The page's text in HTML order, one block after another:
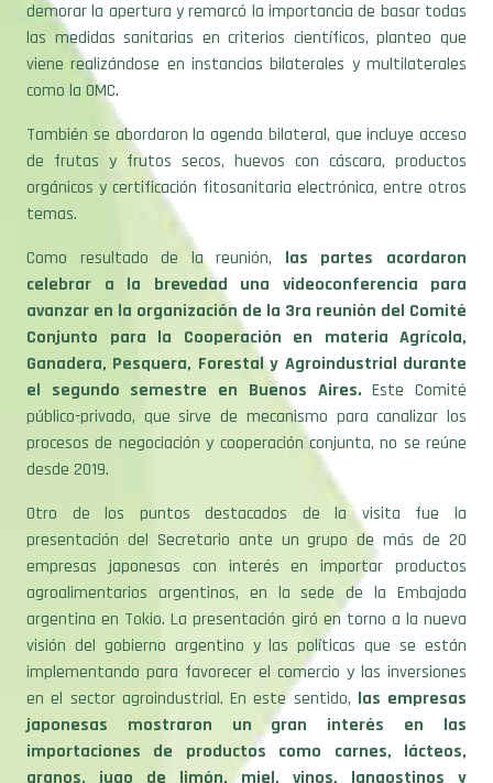
demorar la apertura y remarcó la importancia de basar todas
las medidas sanitarias en criterios científicos, planteo que
viene realizándose en instancias bilaterales y multilaterales
como la OMC.
También se abordaron la agenda bilateral, que incluye acceso
de frutas y frutos secos, huevos con cáscara, productos
orgánicos y certificación fitosanitaria electrónica, entre otros
temas.
Como resultado de la reunión, las partes acordaron
celebrar a la brevedad una videoconferencia para
avanzar en la organización de la 3ra reunión del Comité
Conjunto para la Cooperación en materia Agrícola,
Ganadera, Pesquera, Forestal y Agroindustrial durante
el segundo semestre en Buenos Aires. Este Comité
público-privado, que sirve de mecanismo para canalizar los
procesos de negociación y cooperación conjunta, no se reúne
desde 2019.
Otro de los puntos destacados de la visita fue la
presentación del Secretario ante un grupo de más de 20
empresas japonesas con interés en importar productos
agroalimentarios argentinos, en la sede de la Embajada
argentina en Tokio. La presentación giró en torno a la nueva
visión del gobierno argentino y las políticas que se están
implementando para favorecer el comercio y las inversiones
en el sector agroindustrial. En este sentido, las empresas
japonesas mostraron un gran interés en las
importaciones de productos como carnes, lácteos,
granos, jugo de limón, miel, vinos, langostinos y